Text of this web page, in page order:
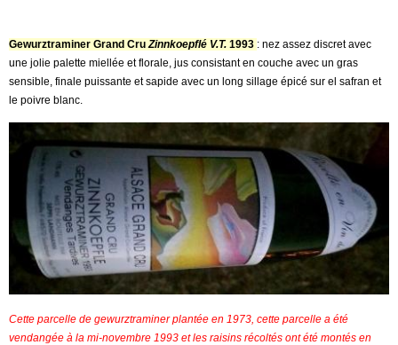
Gewurztraminer Grand CruZinnkoepflé V.T. 1993 : nez assez discret avec
une jolie palette miellée et florale, jus consistant en couche avec un gras
sensible, finale puissante et sapide avec un long sillage épicé sur el safran et
le poivre blanc.
Cette parcelle de gewurztraminer plantée en 1973, cette parcelle a été
vendangée à la mi-novembre 1993 et les raisins récoltés ont été montés en